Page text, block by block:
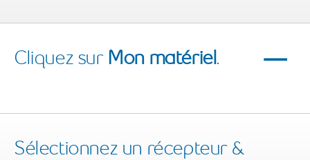
Cliquez sur Mon matériel.
Sélectionnez un récepteur &